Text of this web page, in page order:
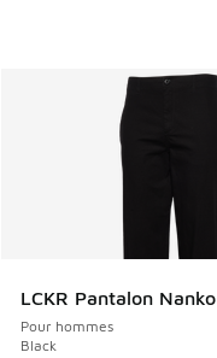
LCKR Pantalon Nanko
Pour hommes
Black